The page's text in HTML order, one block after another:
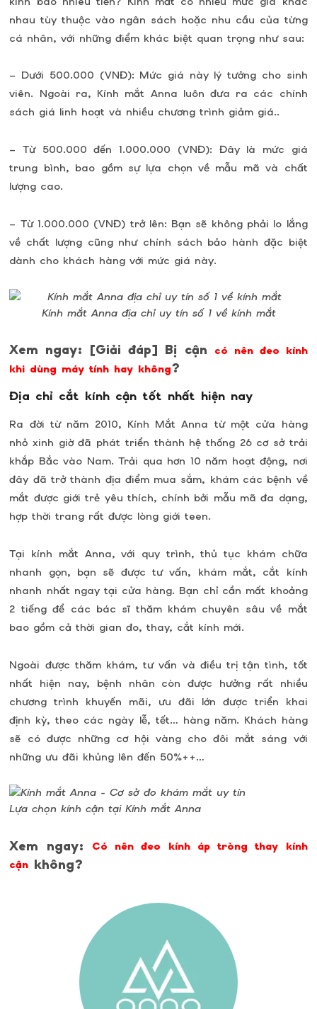
nhau tùy thuộc vào ngân sách hoặc nhu cầu của từng
cá nhân, với những điểm khác biệt quan trọng như sau:
– Dưới 500.000 (VNĐ): Mức giá này lý tưởng cho sinh
viên. Ngoài ra, Kính mắt Anna luôn đưa ra các chính
sách giá linh hoạt và nhiều chương trình giảm giá..
– Từ 500.000 đến 1.000.000 (VNĐ): Đây là mức giá
trung bình, bao gồm sự lựa chọn về mẫu mã và chất
lượng cao.
– Từ 1.000.000 (VNĐ) trở lên: Bạn sẽ không phải lo lắng
về chất lượng cũng như chính sách bảo hành đặc biệt
dành cho khách hàng với mức giá này.
Kính mắt Anna địa chỉ uy tín số 1 về kính mắt
Xem ngay: [Giải đáp] Bị cận
có nên đeo kính
khi dùng máy tính hay không?
Địa chỉ cắt kính cận tốt nhất hiện nay
Ra đời từ năm 2010, Kính Mắt Anna từ một cửa hàng
nhỏ xinh giờ đã phát triển thành hệ thống 26 cơ sở trải
khắp Bắc vào Nam. Trải qua hơn 10 năm hoạt động, nơi
đây đã trở thành địa điểm mua sắm, khám các bệnh về
mắt được giới trẻ yêu thích, chính bởi mẫu mã đa dạng,
hợp thời trang rất được lòng giới teen.
Tại kính mắt Anna, với quy trình, thủ tục khám chữa
nhanh gọn, bạn sẽ được tư vấn, khám mắt, cắt kính
nhanh nhất ngay tại cửa hàng. Bạn chỉ cần mất khoảng
2 tiếng để các bác sĩ thăm khám chuyên sâu về mắt
bao gồm cả thời gian đo, thay, cắt kính mới.
Ngoài được thăm khám, tư vấn và điều trị tận tình, tốt
nhất hiện nay, bệnh nhân còn được hưởng rất nhiều
chương trình khuyến mãi, ưu đãi lớn được triển khai
định kỳ, theo các ngày lễ, tết… hàng năm. Khách hàng
sẽ có được những cơ hội vàng cho đôi mắt sáng với
những ưu đãi khủng lên đến 50%++…
Lựa chọn kính cận tại Kính mắt Anna
Xem ngay:
Có nên đeo kính áp tròng thay kính
cận không?